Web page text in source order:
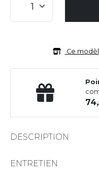
Ce
DESCRIPTION
ENTRETIEN